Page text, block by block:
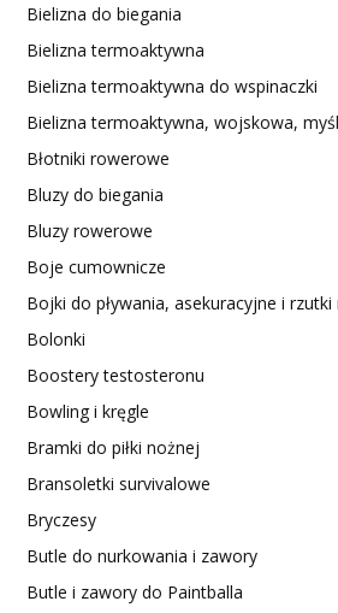
Bielizna do biegania
Bielizna termoaktywna
Bielizna termoaktywna do wspinaczki
Bielizna termoaktywna, wojskowa,
Błotniki rowerowe
Bluzy do biegania
Bluzy rowerowe
Boje cumownicze
Bojki do pływania, asekuracyjne i
Bolonki
Boostery testosteronu
Bowling i kręgle
Bramki do piłki nożnej
Bransoletki survivalowe
Bryczesy
Butle do nurkowania i zawory
Butle i zawory do Paintballa